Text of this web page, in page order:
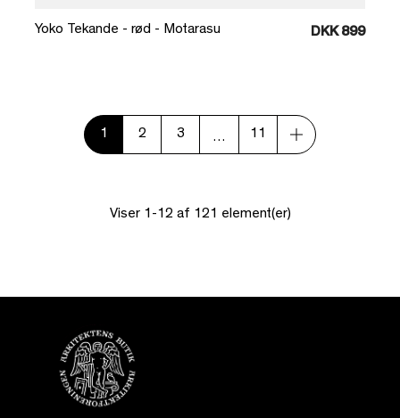
Yoko Tekande - rød - Motarasu DKK 899
1 2 3 … 11
Viser 1-12 af 121 element(er)